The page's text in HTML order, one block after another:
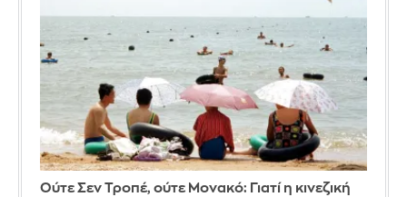
Ούτε Σεν Τροπέ, ούτε Μονακό: Γιατί η κινεζική